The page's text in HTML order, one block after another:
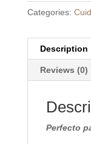
Categories:
Description
Reviews (0)
Perfecto